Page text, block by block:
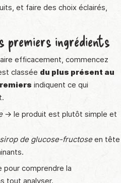
et faire des choix éclairés,
premiers ingrédients
efficacement, commencez
classée du plus présent au
indiquent ce qui
→ le produit est plutôt simple et
sirop de glucose-fructoseen tête
pour comprendre la
tout analyser.